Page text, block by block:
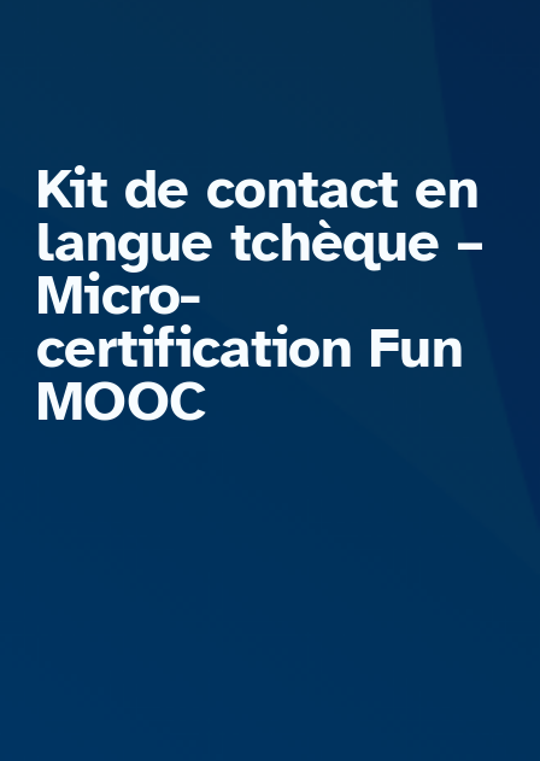
Kit de contact en
langue tchèque –
Micro-
certification Fun
MOOC